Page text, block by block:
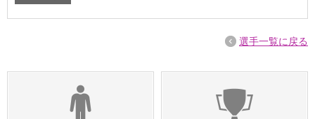
選手一覧に戻る